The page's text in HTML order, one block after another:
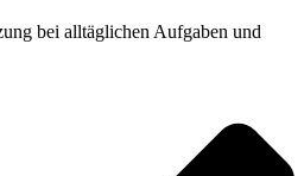
bei alltäglichen Aufgaben und